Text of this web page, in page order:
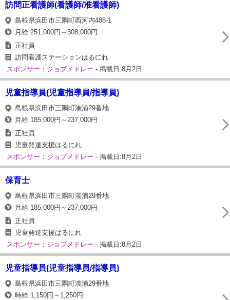
訪問正看護師(看護師/准看護師)
島根県浜田市三隅町西河内488-1
月給 251,000円～308,000円
正社員
訪問看護ステーションはるにれ
スポンサー：ジョブメドレー - 掲載日:8月2日
児童指導員(児童指導員/指導員)
島根県浜田市三隅町湊浦29番地
月給 185,000円～237,000円
正社員
児童発達支援はるにれ
スポンサー：ジョブメドレー - 掲載日:8月2日
保育士
島根県浜田市三隅町湊浦29番地
月給 185,000円～237,000円
正社員
児童発達支援はるにれ
スポンサー：ジョブメドレー - 掲載日:8月2日
児童指導員(児童指導員/指導員)
島根県浜田市三隅町湊浦29番地
時給 1,150円～1,250円